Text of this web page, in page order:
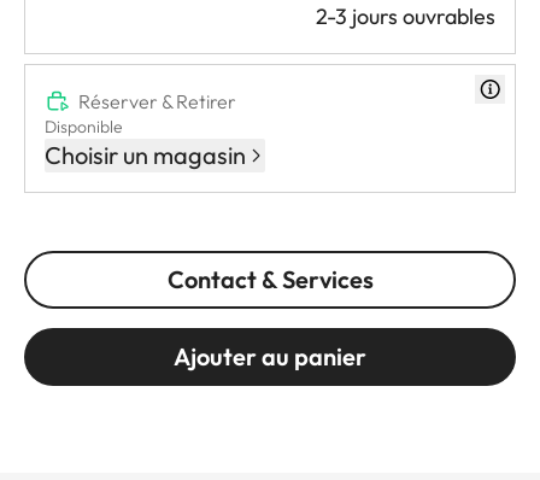
2-3 jours ouvrables
Réserver & Retirer
Disponible
Choisir un magasin
Contact & Services
Ajouter au panier